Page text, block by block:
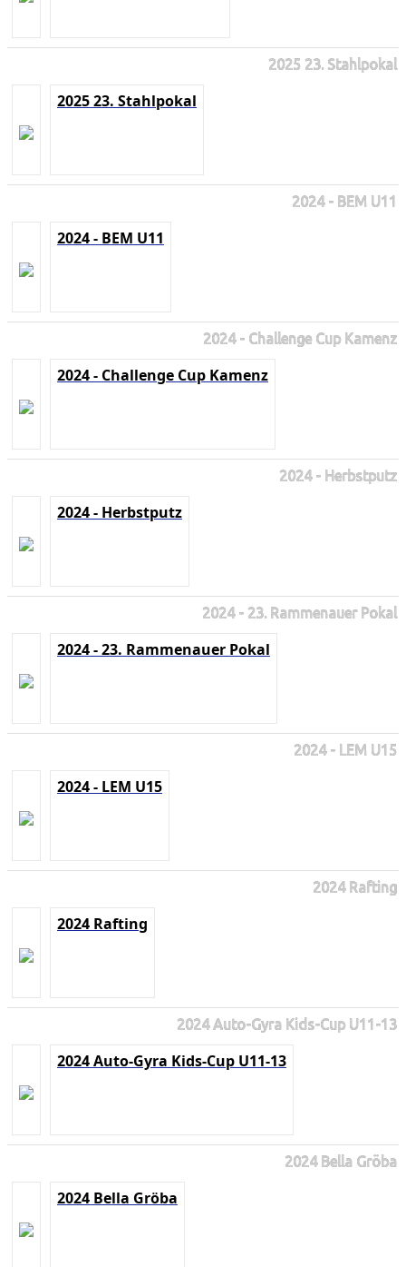
2025 23. Stahlpokal
2025 23. Stahlpokal
2024 - BEM U11
2024 - BEM U11
2024 - Challenge Cup Kamenz
2024 - Challenge Cup Kamenz
2024 - Herbstputz
2024 - Herbstputz
2024 - 23. Rammenauer Pokal
2024 - 23. Rammenauer Pokal
2024 - LEM U15
2024 - LEM U15
2024 Rafting
2024 Rafting
2024 Auto-Gyra Kids-Cup U11-13
2024 Auto-Gyra Kids-Cup U11-13
2024 Bella Gröba
2024 Bella Gröba